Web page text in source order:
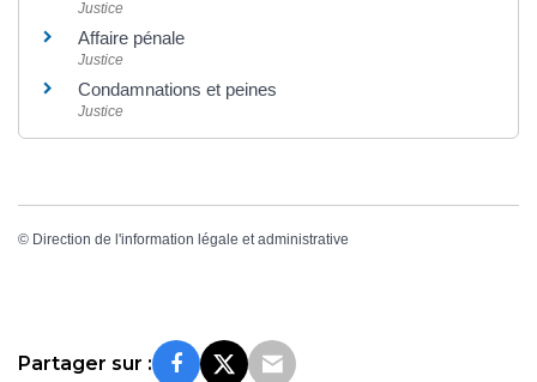
Justice
Affaire pénale
Justice
Condamnations et peines
Justice
© Direction de l'information légale et administrative
Partager sur :